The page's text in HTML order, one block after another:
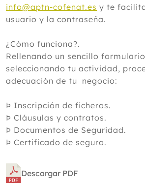
info@aptn-cofenat.es y te
usuario y la contraseña.
¿Cómo funciona?.
Rellenando un sencillo
seleccionando tu actividad,
adecuación de tu negocio:
Þ Inscripción de ficheros.
Þ Cláusulas y contratos.
Þ Documentos de Seguridad.
Þ Certificado de seguro.
Descargar PDF